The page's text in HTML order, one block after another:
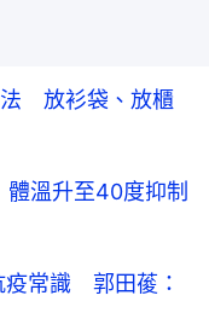
法 放衫袋、放櫃
溫升至40度抑制
疫常識 郭田葰：